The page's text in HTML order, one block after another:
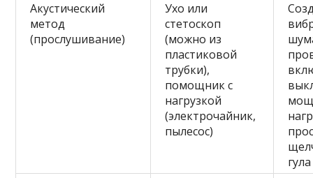
Акустический
метод
(прослушивание)
Ухо или
стетоскоп
(можно из
пластиковой
трубки),
помощник с
нагрузкой
(электрочайник,
пылесос)
гула